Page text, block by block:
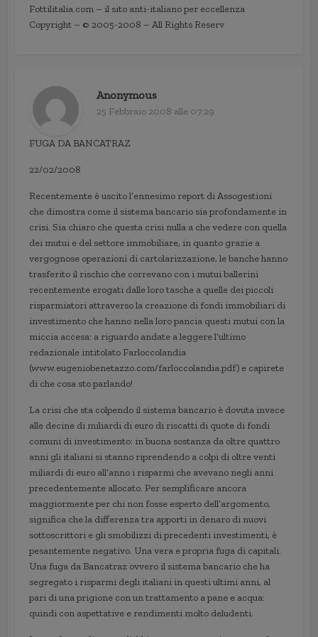
Fottilitalia.com – il sito anti-italiano per eccellenza
Copyright – © 2005-2008 – All Rights Reserv
Anonymous
25 Febbraio 2008 alle 07:29
FUGA DA BANCATRAZ
22/02/2008
Recentemente è uscito l’ennesimo report di Assogestioni
che dimostra come il sistema bancario sia profondamente in
crisi. Sia chiaro che questa crisi nulla a che vedere con quella
dei mutui e del settore immobiliare, in quanto grazie a
vergognose operazioni di cartolarizzazione, le banche hanno
trasferito il rischio che correvano con i mutui ballerini
recentemente erogati dalle loro tasche a quelle dei piccoli
risparmiatori attraverso la creazione di fondi immobiliari di
investimento che hanno nella loro pancia questi mutui con la
miccia accesa: a riguardo andate a leggere l’ultimo
redazionale intitolato Farloccolandia
(www.eugeniobenetazzo.com/farloccolandia.pdf) e capirete
di che cosa sto parlando!
La crisi che sta colpendo il sistema bancario è dovuta invece
alle decine di miliardi di euro di riscatti di quote di fondi
comuni di investimento: in buona sostanza da oltre quattro
anni gli italiani si stanno riprendendo a colpi di oltre venti
miliardi di euro all’anno i risparmi che avevano negli anni
precedentemente allocato. Per semplificare ancora
maggiormente per chi non fosse esperto dell’argomento,
significa che la differenza tra apporti in denaro di nuovi
sottoscrittori e gli smobilizzi di precedenti investimenti, è
pesantemente negativo. Una vera e propria fuga di capitali.
Una fuga da Bancatraz ovvero il sistema bancario che ha
segregato i risparmi degli italiani in questi ultimi anni, al
pari di una prigione con un trattamento a pane e acqua:
quindi con aspettative e rendimenti molto deludenti.